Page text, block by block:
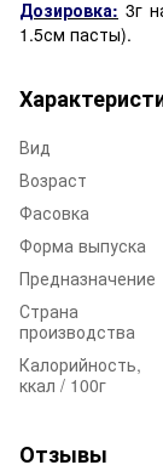
Дозировка: 3г
1.5см пасты).
Вид
Возраст
Фасовка
Форма выпуска
Предназначение
Страна
производства
Калорийность,
ккал / 100г
Отзывы